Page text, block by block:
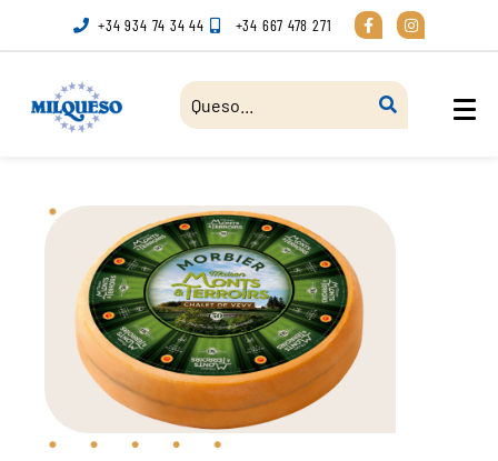
+34 934 74 34 44 +34 667 478 271